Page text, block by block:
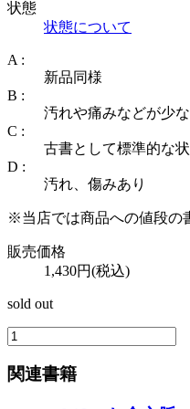
状態
状態について
A :
新品同様
B :
汚れや痛みなどが少
C :
古書として標準的な
D :
汚れ、傷みあり
※当店では商品への値段の
販売価格
1,430円(税込)
sold out
関連書籍